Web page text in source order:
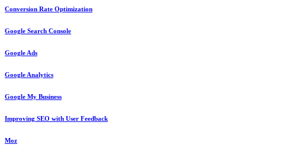
Conversion Rate Optimization
Google Search Console
Google Ads
Google Analytics
Google My Business
Improving SEO with User Feedback
Moz